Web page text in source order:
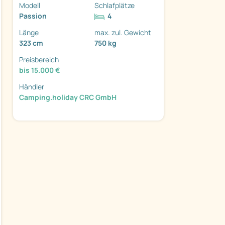
Modell
Passion
Schlafplätze
4
Länge
323 cm
max. zul. Gewicht
750 kg
Preisbereich
bis 15.000 €
Händler
Camping.holiday CRC GmbH